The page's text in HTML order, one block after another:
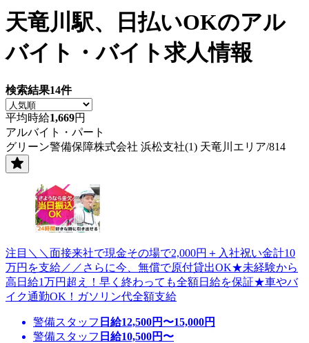
天竜川駅、日払いOKのアル
バイト・バイト求人情報
検索結果14件
平均時給1,669円
アルバイト・パート
グリーン警備保障株式会社 浜松支社(1) 天竜川エリア/814
注目＼＼面接来社で現金その場で2,000円＋入社祝い金計10
万円を支給／／さらに今、無償で原付貸出OK★未経験から
高日給1万円超え！早く終わっても全額日給を保証★車やバ
イク通勤OK！ガソリン代全額支給
警備スタッフ 日給12,500円〜15,000円
警備スタッフ 日給10,500円〜